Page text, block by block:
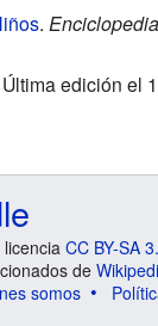
.
Última edición el
CC BY-SA
de
somos